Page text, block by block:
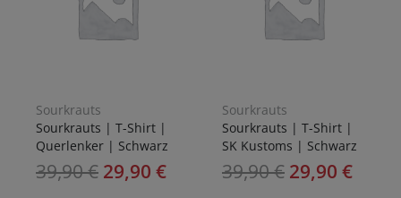
Sourkrauts
Sourkrauts | T-Shirt |
Querlenker | Schwarz
39,90€ 29,90 €
Sourkrauts
Sourkrauts | T-Shirt |
SK Kustoms | Schwarz
39,90€ 29,90 €